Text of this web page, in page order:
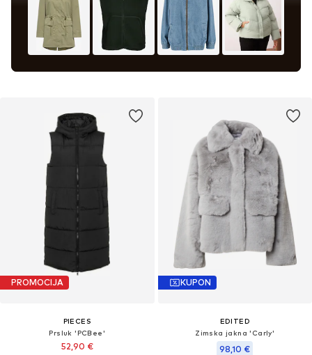
PROMOCIJA
PIECES
Prsluk 'PCBee'
52,90 €
KUPON
EDITED
Zimska jakna 'Carly'
98,10 €